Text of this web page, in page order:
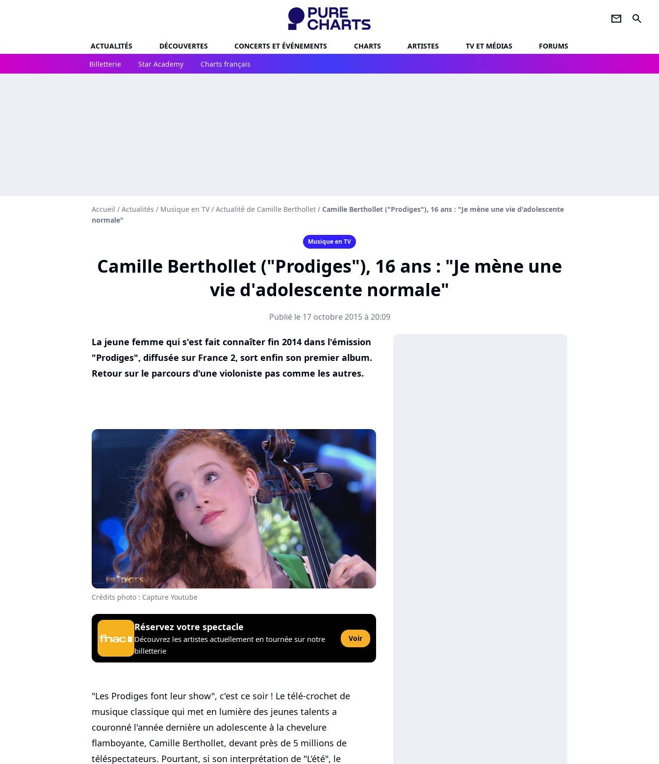
newsletter search
ACTUALITÉS DÉCOUVERTES CONCERTS ET ÉVÉNEMENTS CHARTS ARTISTES TV ET MÉDIAS
FORUMS
Billetterie
Star Academy Charts français
Accueil / Actualités / Musique en TV / Actualité de Camille Berthollet / Camille Berthollet ("Prodiges"), 16 ans : "Je mène une vie d'adolescente
normale"
Musique en TV
Camille Berthollet ("Prodiges"), 16 ans : "Je mène une
vie d'adolescente normale"
Publié le 17 octobre 2015 à 20:09
La jeune femme qui s'est fait connaîter fin 2014 dans l'émission
"Prodiges", diffusée sur France 2, sort enfin son premier album.
Retour sur le parcours d'une violoniste pas comme les autres.
Crédits photo : Capture Youtube
Réservez votre spectacle
Découvrez les artistes actuellement en tournée sur notre
billetterie
Voir
"Les Prodiges font leur show", c'est ce soir ! Le télé-crochet de
musique classique qui met en lumière des jeunes talents a
couronné l'année dernière un adolescente à la chevelure
flamboyante, Camille Berthollet, devant près de 5 millions de
téléspectateurs. Pourtant, si son interprétation de "L’été", le